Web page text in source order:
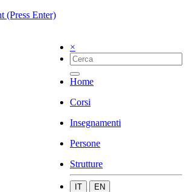
(Press Enter)
×
Home
Corsi
Insegnamenti
Persone
Strutture
IT EN